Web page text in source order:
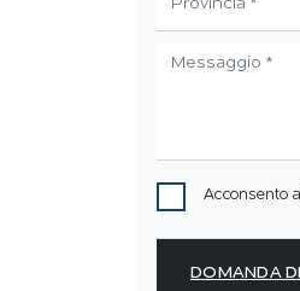
Acconsento
DOMANDA